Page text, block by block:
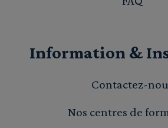
Information &
Contactez-
Nos centres de